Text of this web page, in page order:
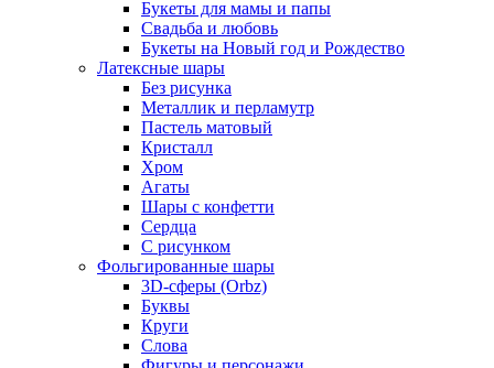
Букеты для мамы и папы
Свадьба и любовь
Букеты на Новый год и Рождество
Латексные шары
Без рисунка
Металлик и перламутр
Пастель матовый
Кристалл
Хром
Агаты
Шары с конфетти
Сердца
С рисунком
Фольгированные шары
3D-сферы (Orbz)
Буквы
Круги
Слова